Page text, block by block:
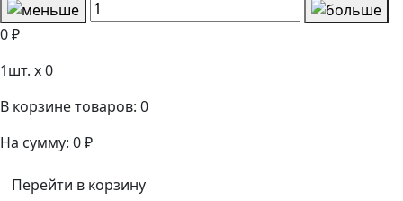
0 ₽
1шт. x0
В корзине товаров: 0
На сумму: 0 ₽
Перейти в корзину